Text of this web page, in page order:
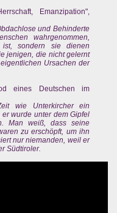
Emanzipation",
und Behinderte
wahrgenommen,
sondern sie dienen
jenigen, die nicht gelernt
Ursachen der
eines Deutschen im
wie Unterkircher ein
wurde unter dem Gipfel
Man weiß, dass seine
zu erschöpft, um ihn
nur niemanden, weil er
Südtiroler.